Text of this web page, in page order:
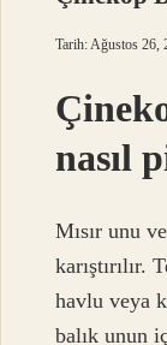
Tarih: Ağustos 26,
nasıl
Mısır unu
havlu veya
balık unun